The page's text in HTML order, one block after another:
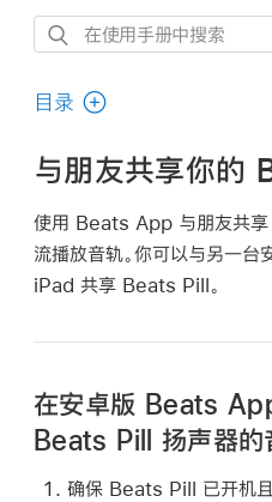
在
用
册
中
搜
索
目录
与朋友共享你的
使用 Beats App 与朋友共
流播放音轨。你可以与另一
iPad 共享 Beats Pill。
在安卓版 Beats
Beats Pill 扬声器的
确保 Beats Pill 已开机且